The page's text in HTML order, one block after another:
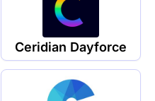
Ceridian Dayforce